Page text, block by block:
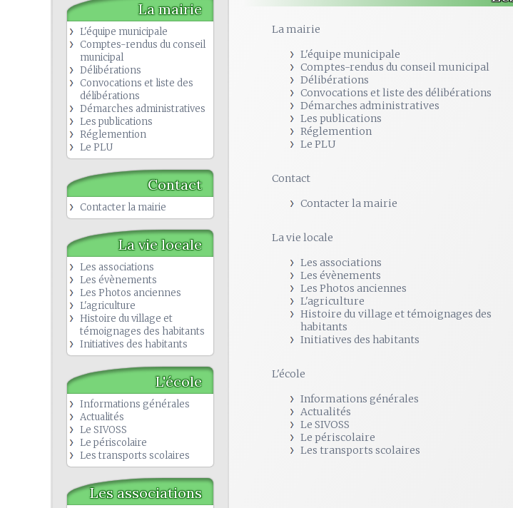
La mairie
L'équipe municipale
Comptes-rendus du conseil
municipal
Délibérations
Convocations et liste des
délibérations
Démarches administratives
Les publications
Réglemention
Le PLU
Contact
Contacter la mairie
La vie locale
Les associations
Les évènements
Les Photos anciennes
L'agriculture
Histoire du village et
témoignages des habitants
Initiatives des habitants
L'école
Informations générales
Actualités
Le SIVOSS
Le périscolaire
Les transports scolaires
Les associations
La mairie
L'équipe municipale
Comptes-rendus du conseil municipal
Délibérations
Convocations et liste des délibérations
Démarches administratives
Les publications
Réglemention
Le PLU
Contact
Contacter la mairie
La vie locale
Les associations
Les évènements
Les Photos anciennes
L'agriculture
Histoire du village et témoignages des
habitants
Initiatives des habitants
L'école
Informations générales
Actualités
Le SIVOSS
Le périscolaire
Les transports scolaires